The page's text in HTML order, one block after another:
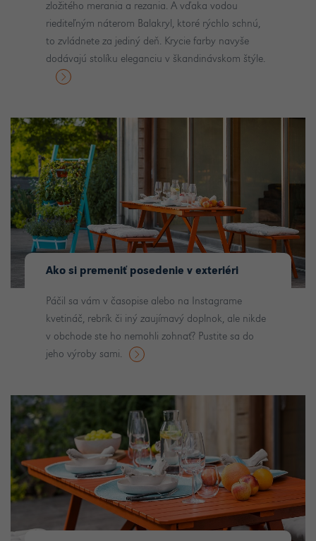
zložitého merania a rezania. A vďaka vodou
riediteľným náterom Balakryl, ktoré rýchlo schnú,
to zvládnete za jediný deň. Krycie farby navyše
dodávajú stolíku eleganciu v škandinávskom štýle.
Ako si premeniť posedenie v exteriéri
Páčil sa vám v časopise alebo na Instagrame
kvetináč, rebrík či iný zaujímavý doplnok, ale nikde
v obchode ste ho nemohli zohnať? Pustite sa do
jeho výroby sami.